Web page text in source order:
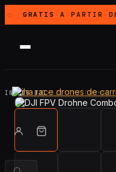
◇ GRATISA PARTIR
INICIO· DJI·DJI FPV DROHNE